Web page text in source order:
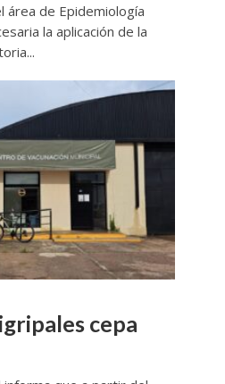
área de Epidemiología
la aplicación de la
cepa